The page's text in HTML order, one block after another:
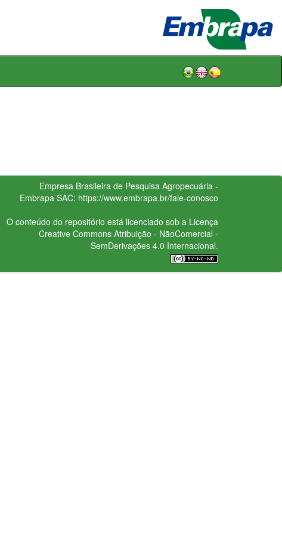
Empresa Brasileira de Pesquisa Agropecuária -
Embrapa SAC: https://www.embrapa.br/fale-conosco
O conteúdo do repositório está licenciado sob a Licença
Creative CommonsAtribuição - NãoComercial -
SemDerivações 4.0 Internacional.